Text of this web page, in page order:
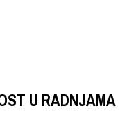
U RADNJAMA